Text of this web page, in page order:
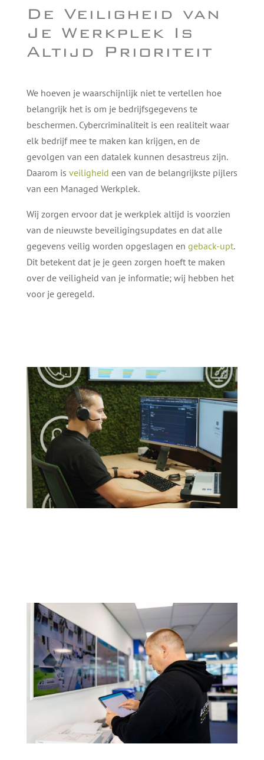
De Veiligheid van
Je Werkplek Is
Altijd Prioriteit
We hoeven je waarschijnlijk niet te vertellen hoe
belangrijk het is om je bedrijfsgegevens te
beschermen. Cybercriminaliteit is een realiteit waar
elk bedrijf mee te maken kan krijgen, en de
gevolgen van een datalek kunnen desastreus zijn.
Daarom is veiligheid een van de belangrijkste pijlers
van een Managed Werkplek.
Wij zorgen ervoor dat je werkplek altijd is voorzien
van de nieuwste beveiligingsupdates en dat alle
gegevens veilig worden opgeslagen en geback-upt.
Dit betekent dat je je geen zorgen hoeft te maken
over de veiligheid van je informatie; wij hebben het
voor je geregeld.